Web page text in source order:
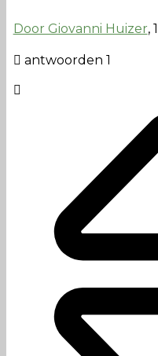
Door Giovanni Huizer,
antwoorden 1